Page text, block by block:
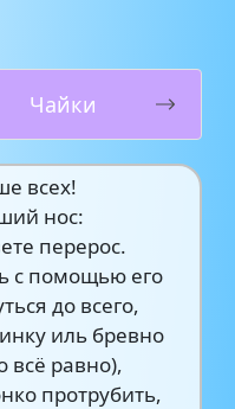
Чайки
всех!
нос:
перерос.
с помощью его
до всего,
иль бревно
всё равно),
протрубить,